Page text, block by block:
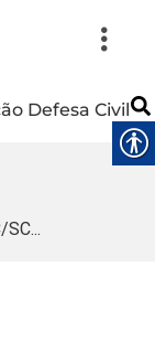
Defesa Civil